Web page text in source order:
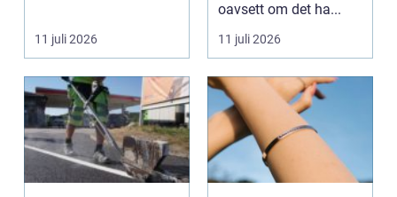
11 juli 2026
oavsett om det ha...
11 juli 2026